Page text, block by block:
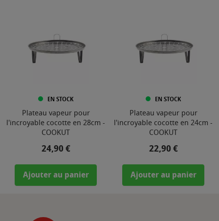
EN STOCK
Plateau vapeur pour
l'incroyable cocotte en 28cm -
COOKUT
Prix
24,90 €
Ajouter au panier
EN STOCK
Plateau vapeur pour
l'incroyable cocotte en 24cm -
COOKUT
Prix
22,90 €
Ajouter au panier